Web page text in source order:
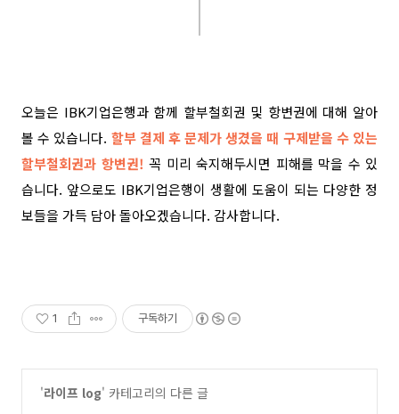
오늘은 IBK기업은행과 함께 할부철회권 및 항변권에 대해 알아
볼 수 있습니다. 할부 결제 후 문제가 생겼을 때 구제받을 수 있는
할부철회권과 항변권! 꼭 미리 숙지해두시면 피해를 막을 수 있
습니다. 앞으로도 IBK기업은행이 생활에 도움이 되는 다양한 정
보들을 가득 담아 돌아오겠습니다. 감사합니다.
1 구독하기
'라이프 log' 카테고리의 다른 글